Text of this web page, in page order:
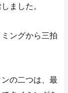
ました。
ングから三拍
の二つは、最